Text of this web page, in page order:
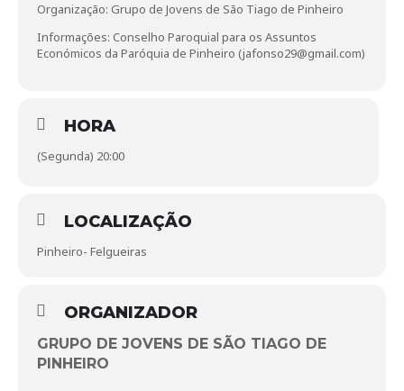
Organização: Grupo de Jovens de São Tiago de Pinheiro
Informações: Conselho Paroquial para os Assuntos
Económicos da Paróquia de Pinheiro (jafonso29@gmail.com)
HORA
(Segunda) 20:00
LOCALIZAÇÃO
Pinheiro- Felgueiras
ORGANIZADOR
GRUPO DE JOVENS DE SÃO TIAGO DE
PINHEIRO